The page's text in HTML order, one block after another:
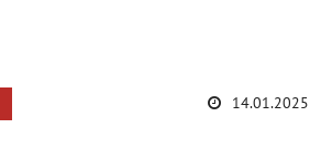
14.01.2025